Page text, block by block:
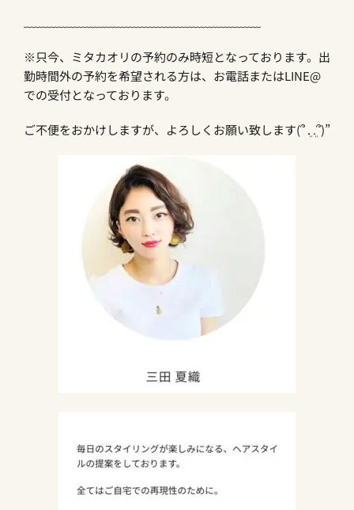
※只今、ミタカオリの予約のみ時短となっております。出
勤時間外の予約を希望される方は、お電話またはLINE@
での受付となっております。
ご不便をおかけしますが、よろしくお願い致します‎(՞. .՞)”